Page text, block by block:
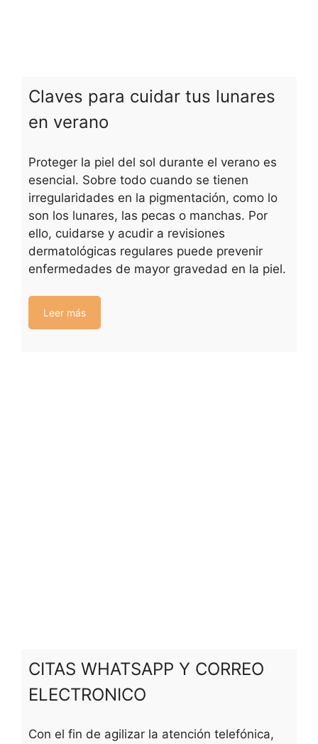
Claves para cuidar tus lunares
en verano
Proteger la piel del sol durante el verano es
esencial. Sobre todo cuando se tienen
irregularidades en la pigmentación, como lo
son los lunares, las pecas o manchas. Por
ello, cuidarse y acudir a revisiones
dermatológicas regulares puede prevenir
enfermedades de mayor gravedad en la piel.
Leer más
CITAS WHATSAPP Y CORREO
ELECTRONICO
Con el fin de agilizar la atención telefónica,